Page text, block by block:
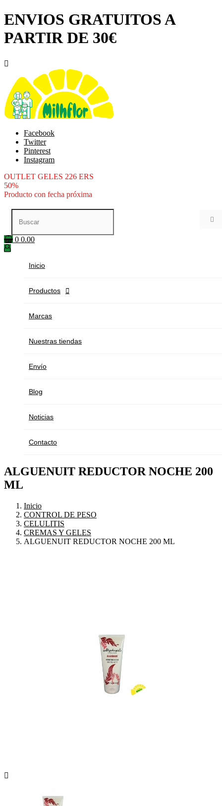
ENVIOS GRATUITOS A
PARTIR DE 30€

Facebook
Twitter
Pinterest
Instagram
OUTLET GELES 226 ERS
50%
Producto con fecha próxima

0 0.00
Inicio
Productos 
Marcas
Nuestras tiendas
Envío
Blog
Noticias
Contacto
ALGUENUIT REDUCTOR NOCHE 200
ML
Inicio
CONTROL DE PESO
CELULITIS
CREMAS Y GELES
ALGUENUIT REDUCTOR NOCHE 200 ML
